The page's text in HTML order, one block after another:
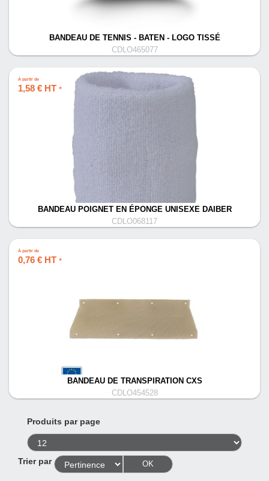
BANDEAU DE TENNIS - BATEN - LOGO TISSÉ
CDLO465077
À partir de
1,58 € HT *
BANDEAU POIGNET EN ÉPONGE UNISEXE DAIBER
CDLO068117
À partir de
0,76 € HT *
BANDEAU DE TRANSPIRATION CXS
CDLO454528
Produits par page
Trier par OK